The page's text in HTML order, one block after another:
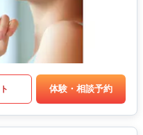
体験・相談予約